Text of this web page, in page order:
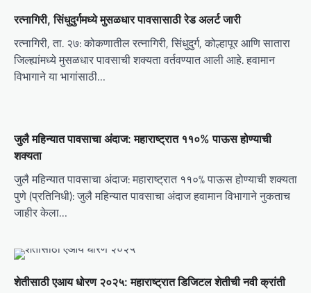
v
i
g
a
o
n
रत्नागिरी, सिंधुदुर्गमध्ये मुसळधार पावसासाठी रेड अलर्ट जारी
रत्नागिरी, ता. २७: कोकणातील रत्नागिरी, सिंधुदुर्ग, कोल्हापूर आणि सातारा
जिल्ह्यांमध्ये मुसळधार पावसाची शक्यता वर्तवण्यात आली आहे. हवामान
विभागाने या भागांसाठी…
जुलै महिन्यात पावसाचा अंदाज: महाराष्ट्रात ११०% पाऊस होण्याची
शक्यता
जुलै महिन्यात पावसाचा अंदाज: महाराष्ट्रात ११०% पाऊस होण्याची शक्यता
पुणे (प्रतिनिधी): जुलै महिन्यात पावसाचा अंदाज हवामान विभागाने नुकताच
जाहीर केला…
शेतीसाठी एआय धोरण २०२५: महाराष्ट्रात डिजिटल शेतीची नवी क्रांती